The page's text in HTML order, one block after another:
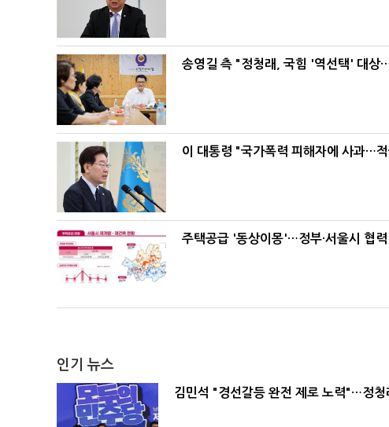
송영길 측 "정청래, 국힘 '역선택' 대상
이 대통령 "국가폭력 피해자에 사과…
주택공급 '동상이몽'…정부·서울시 협
인기 뉴스
김민석 "경선갈등 완전 제로 노력"…정청